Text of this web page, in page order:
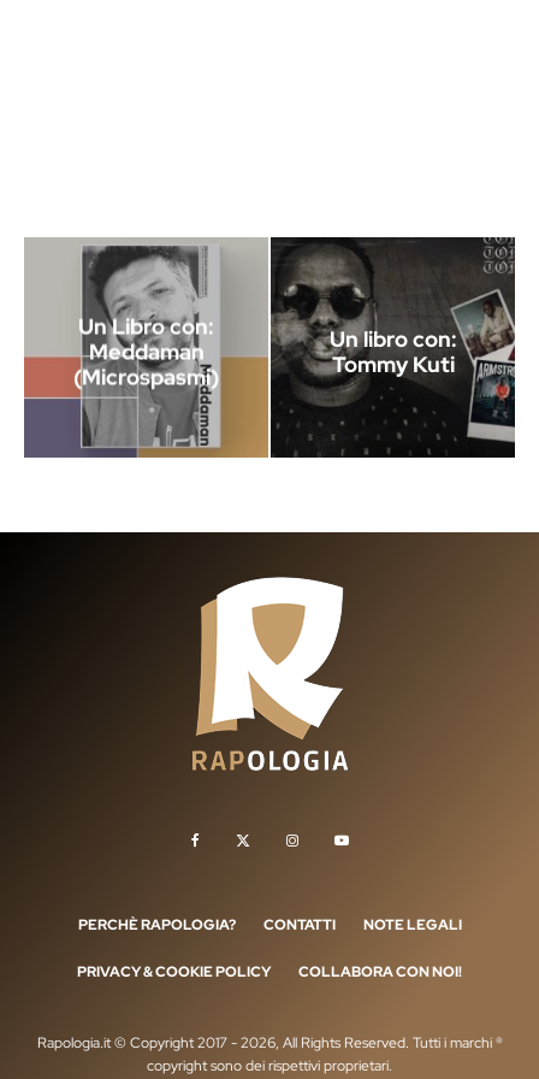
Un Libro con:
Meddaman
(Microspasmi)
Un libro con:
Tommy Kuti
PERCHÈ RAPOLOGIA? CONTATTI NOTE LEGALI
PRIVACY & COOKIE POLICY COLLABORA CON NOI!
Rapologia.it © Copyright 2017 - 2026, All Rights Reserved. Tutti i marchi ®
copyright sono dei rispettivi proprietari.